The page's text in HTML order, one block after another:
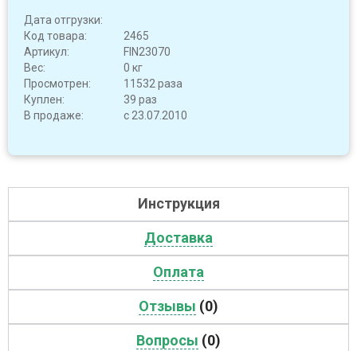
Дата отгрузки:
Код товара:
2465
Артикул:
FIN23070
Вес:
0 кг
Просмотрен:
11532 раза
Куплен:
39 раз
В продаже:
с 23.07.2010
Инструкция
Доставка
Оплата
Отзывы (0)
Вопросы (0)